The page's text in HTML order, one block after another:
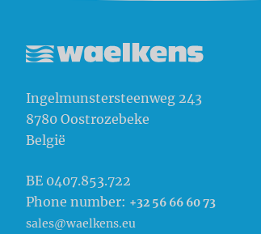
Ingelmunstersteenweg 243
8780 Oostrozebeke
België
BE 0407.853.722
Phone number: +32 56 66 60 73
sales@waelkens.eu